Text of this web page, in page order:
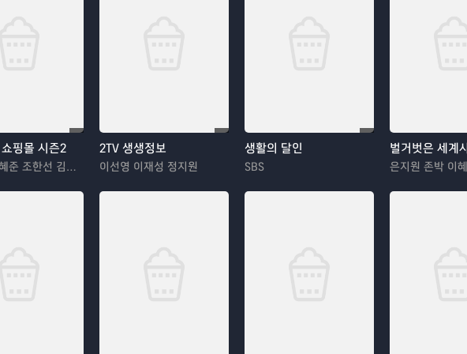
핑몰 시즌2
이동욱 김혜준 조한선 김해나
2TV 생생정보
이선영 이재성 정지원
생활의 달인
SBS
벌거벗은 세계
은지원 존박 이